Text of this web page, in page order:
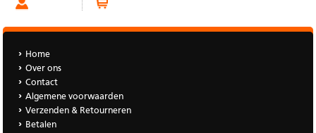
Home
Over ons
Contact
Algemene voorwaarden
Verzenden & Retourneren
Betalen